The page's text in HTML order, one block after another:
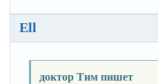
Ell
доктор Тим пишет